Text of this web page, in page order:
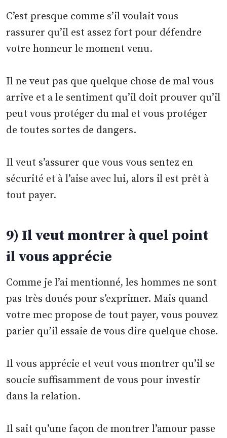
C’est presque comme s’il voulait vous
rassurer qu’il est assez fort pour défendre
votre honneur le moment venu.
Il ne veut pas que quelque chose de mal vous
arrive et a le sentiment qu’il doit prouver qu’il
peut vous protéger du mal et vous protéger
de toutes sortes de dangers.
Il veut s’assurer que vous vous sentez en
sécurité et à l’aise avec lui, alors il est prêt à
tout payer.
9) Il veut montrer à quel point
il vous apprécie
Comme je l’ai mentionné, les hommes ne sont
pas très doués pour s’exprimer. Mais quand
votre mec propose de tout payer, vous pouvez
parier qu’il essaie de vous dire quelque chose.
Il vous apprécie et veut vous montrer qu’il se
soucie suffisamment de vous pour investir
dans la relation.
Il sait qu’une façon de montrer l’amour passe